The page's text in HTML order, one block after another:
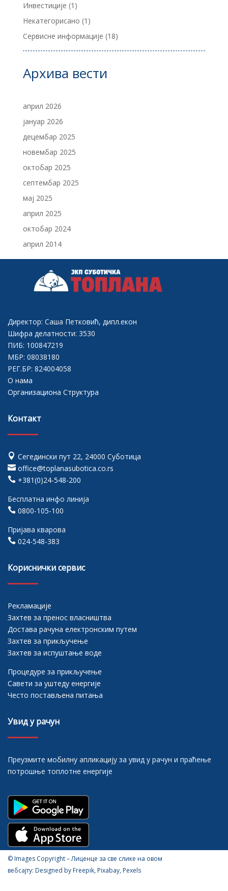
Инвестиције (1)
Некатегорисано (1)
Сервисне информације (18)
Архива вести
април 2026
јануар 2026
децембар 2025
новембар 2025
октобар 2025
септембар 2025
мај 2025
април 2025
октобар 2024
април 2014
Директор: Саша Петковић, дипл.екон
Шифра делатности: 3530
ПИБ: 100847219
МБР: 08038180
РЕГ.БР: 824004058
О нама
Организациона Структура
Контакт
 Сегедински пут 22, 24000 Суботица
 office@toplanasubotica.co.rs
 +381(0)24-548-200
Бесплатна инфо линија
 0800-105-100
Пријава кварова
 024-548-383
Кориснички сервис
Рекламације
Захтев за пренос власништва
Достава рачуна електронским путем
Захтев за прикључење
Захтев за испуштање воде
Процедуре за прикључење
Савети за уштеду енергије
Често постављена питања
Увид у рачун
Преузмите мобилну апликацију за увид у рачун и праћење
потрошње топлотне енергије
© Images Copyright – Лиценце за све слике на овом
вебсајту: Designed by Freepik, Pixabay, Pexels